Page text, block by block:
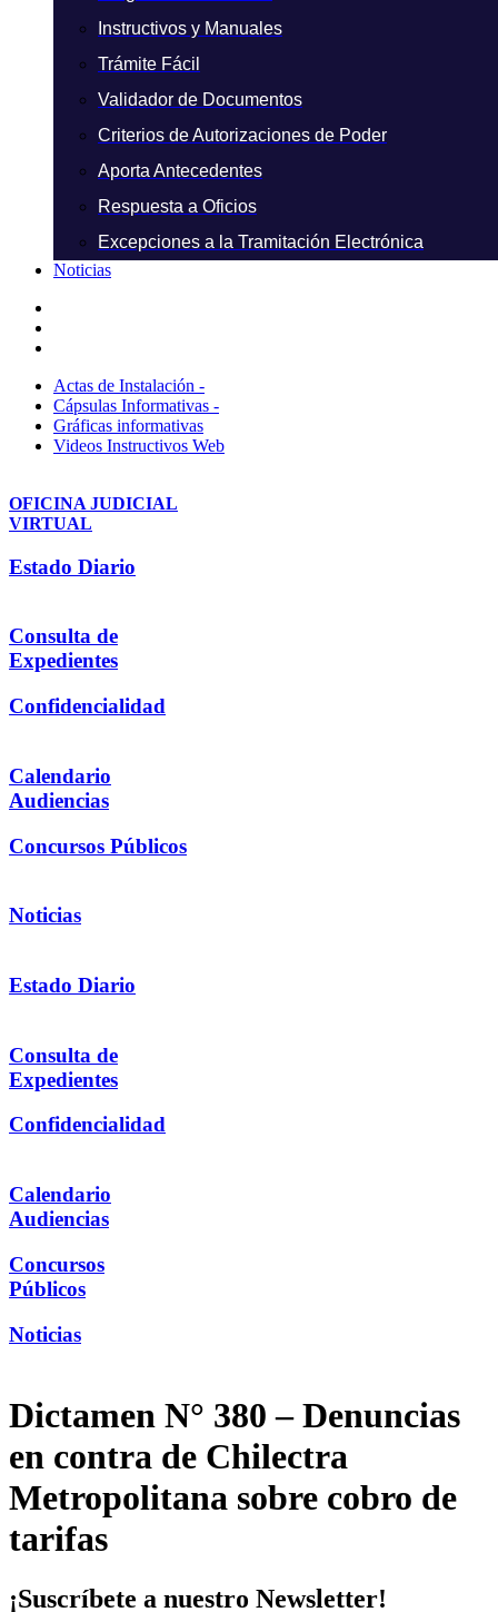
Instructivos y Manuales
Trámite Fácil
Validador de Documentos
Criterios de Autorizaciones de Poder
Aporta Antecedentes
Respuesta a Oficios
Excepciones a la Tramitación Electrónica
Noticias
Actas de Instalación -
Cápsulas Informativas -
Gráficas informativas
Videos Instructivos Web
OFICINA JUDICIAL
VIRTUAL
Estado Diario
Consulta de
Expedientes
Confidencialidad
Calendario
Audiencias
Concursos Públicos
Noticias
Estado Diario
Consulta de
Expedientes
Confidencialidad
Calendario
Audiencias
Concursos
Públicos
Noticias
Dictamen N° 380 – Denuncias
en contra de Chilectra
Metropolitana sobre cobro de
tarifas
¡Suscríbete a nuestro Newsletter!